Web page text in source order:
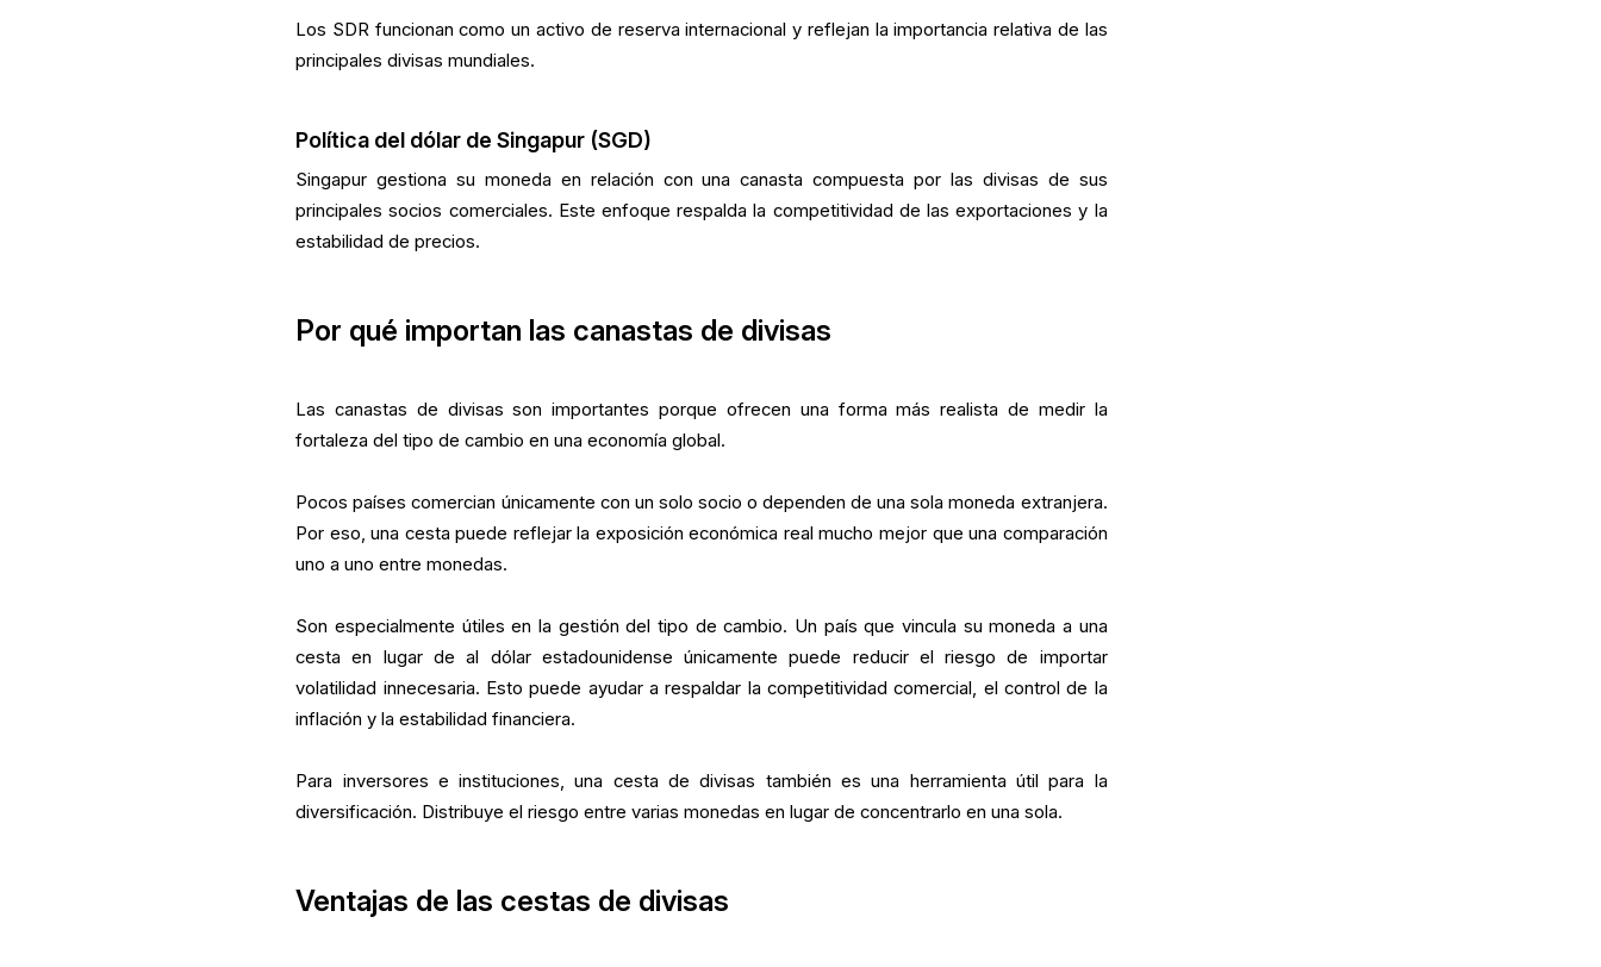
Los SDR funcionan como un activo de reserva internacional y reflejan la importancia relativa de las
principales divisas mundiales.
Política del dólar de Singapur (SGD)
Singapur gestiona su moneda en relación con una canasta compuesta por las divisas de sus
principales socios comerciales. Este enfoque respalda la competitividad de las exportaciones y la
estabilidad de precios.
Por qué importan las canastas de divisas
Las canastas de divisas son importantes porque ofrecen una forma más realista de medir la
fortaleza del tipo de cambio en una economía global.
Pocos países comercian únicamente con un solo socio o dependen de una sola moneda extranjera.
Por eso, una cesta puede reflejar la exposición económica real mucho mejor que una comparación
uno a uno entre monedas.
Son especialmente útiles en la gestión del tipo de cambio. Un país que vincula su moneda a una
cesta en lugar de al dólar estadounidense únicamente puede reducir el riesgo de importar
volatilidad innecesaria. Esto puede ayudar a respaldar la competitividad comercial, el control de la
inflación y la estabilidad financiera.
Para inversores e instituciones, una cesta de divisas también es una herramienta útil para la
diversificación. Distribuye el riesgo entre varias monedas en lugar de concentrarlo en una sola.
Ventajas de las cestas de divisas